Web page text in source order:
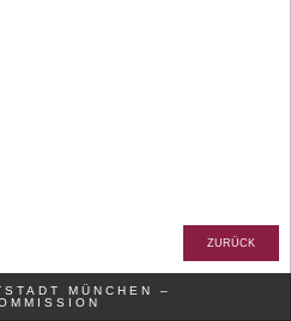
MÜNCHEN –
ZURÜCK